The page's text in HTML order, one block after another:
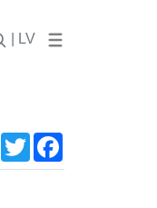
| LV
TikTokTwitter